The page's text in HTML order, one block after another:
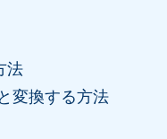
法
変換する方法